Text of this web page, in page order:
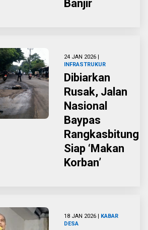
Banjir
24 JAN 2026 |
INFRASTRUKUR
Dibiarkan
Rusak, Jalan
Nasional
Baypas
Rangkasbitung
Siap ‘Makan
Korban’
18 JAN 2026 | KABAR
DESA